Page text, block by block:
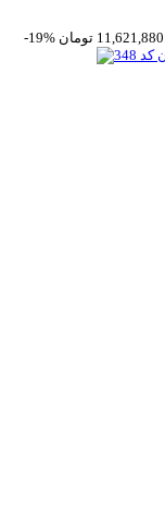
-19%
11,621,880 تومان